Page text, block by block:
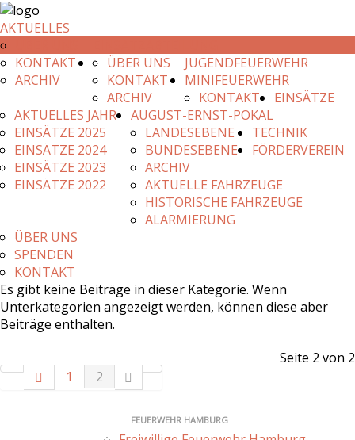
AKTUELLES
KONTAKT
ARCHIV
JUGENDFEUERWEHR
ÜBER UNS
KONTAKT
ARCHIV
MINIFEUERWEHR
KONTAKT
EINSÄTZE
AKTUELLES JAHR
EINSÄTZE 2025
EINSÄTZE 2024
EINSÄTZE 2023
EINSÄTZE 2022
AUGUST-ERNST-POKAL
LANDESEBENE
BUNDESEBENE
ARCHIV
TECHNIK
AKTUELLE FAHRZEUGE
HISTORISCHE FAHRZEUGE
ALARMIERUNG
FÖRDERVEREIN
ÜBER UNS
SPENDEN
KONTAKT
Es gibt keine Beiträge in dieser Kategorie. Wenn
Unterkategorien angezeigt werden, können diese aber
Beiträge enthalten.
Seite 2 von 2
1
2
FEUERWEHR HAMBURG